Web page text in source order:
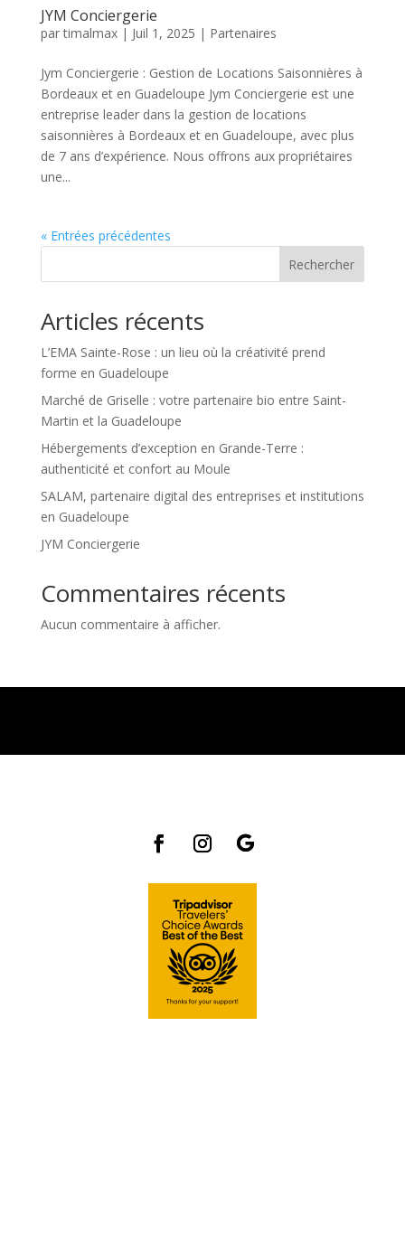
JYM Conciergerie
partimalmax| Juil 1, 2025 | Partenaires
Jym Conciergerie : Gestion de Locations Saisonnières à
Bordeaux et en Guadeloupe Jym Conciergerie est une
entreprise leader dans la gestion de locations
saisonnières à Bordeaux et en Guadeloupe, avec plus
de 7 ans d’expérience. Nous offrons aux propriétaires
une...
« Entrées précédentes
Rechercher
Articles récents
L’EMA Sainte-Rose : un lieu où la créativité prend
forme en Guadeloupe
Marché de Griselle : votre partenaire bio entre Saint-
Martin et la Guadeloupe
Hébergements d’exception en Grande-Terre :
authenticité et confort au Moule
SALAM, partenaire digital des entreprises et institutions
en Guadeloupe
JYM Conciergerie
Commentaires récents
Aucun commentaire à afficher.